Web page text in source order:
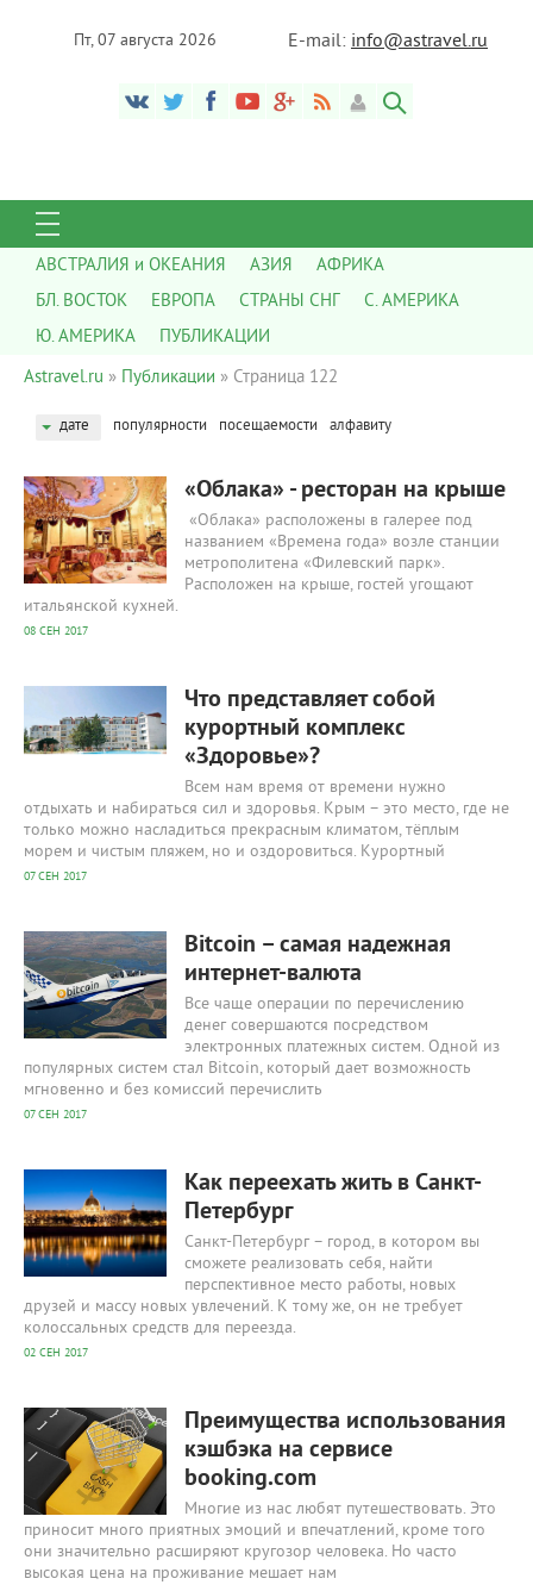
Пт, 07 августа 2026 E-mail: info@astravel.ru
АВСТРАЛИЯ и ОКЕАНИЯ АЗИЯ
АФРИКА
БЛ. ВОСТОК
ЕВРОПА СТРАНЫ СНГ
С. АМЕРИКА
Ю. АМЕРИКА
ПУБЛИКАЦИИ
Astravel.ru » Публикации » Страница 122
дате популярности посещаемости алфавиту
«Облака» - ресторан на крыше
«Облака» расположены в галерее под
названием «Времена года» возле станции
метрополитена «Филевский парк».
Расположен на крыше, гостей угощают
итальянской кухней.
08 СЕН 2017
Что представляет собой
курортный комплекc
«Здоровье»?
Всем нам время от времени нужно
отдыхать и набираться сил и здоровья. Крым – это место, где не
только можно насладиться прекрасным климатом, тёплым
морем и чистым пляжем, но и оздоровиться. Курортный
07 СЕН 2017
Bitcoin – самая надежная
интернет-валюта
Все чаще операции по перечислению
денег совершаются посредством
электронных платежных систем. Одной из
популярных систем стал Bitcoin, который дает возможность
мгновенно и без комиссий перечислить
07 СЕН 2017
Как переехать жить в Санкт-
Петербург
Санкт-Петербург – город, в котором вы
сможете реализовать себя, найти
перспективное место работы, новых
друзей и массу новых увлечений. К тому же, он не требует
колоссальных средств для переезда.
02 СЕН 2017
Преимущества использования
кэшбэка на сервисе
booking.com
Многие из нас любят путешествовать. Это
приносит много приятных эмоций и впечатлений, кроме того
они значительно расширяют кругозор человека. Но часто
высокая цена на проживание мешает нам